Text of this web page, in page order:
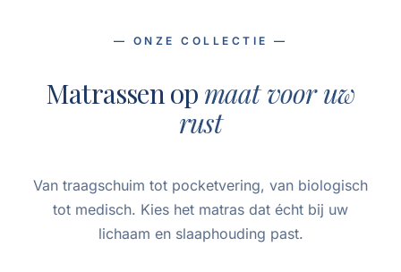
— ONZE COLLECTIE —
Matrassen op maat voor uw
rust
Van traagschuim tot pocketvering, van biologisch
tot medisch. Kies het matras dat écht bij uw
lichaam en slaaphouding past.